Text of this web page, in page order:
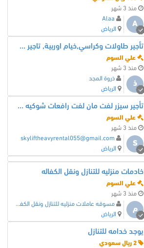
منذ 3 شهر
A
Alaa
الرياض
تأجير طاولات وكراسي,خيام اوربية, تاجير خيمه, خيام شعبية,ركنيات شعبية
علي السوم
منذ 3 شهر
ذ
ذروة المجد
الرياض
تأجير سيزر لفت مان لفت رافعات شوكيه رافعات تلسكوبيه رافعات مقصيه وذراعيه لللايجار اليومي والاسبوعي والشهري
علي السوم
منذ 3 شهر
S
skyliftheavyrental055@gmail.com
الرياض
خادمات منزليه للتنازل ونقل الكفاله
علي السوم
منذ 3 شهر
م
مسوقه عاملات منزليه للتنازل ونقل الكفاله
الرياض
يوجد خدامه للتنازل